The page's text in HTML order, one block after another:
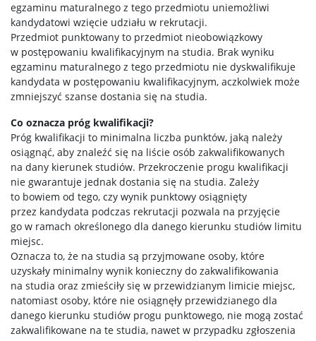
egzaminu maturalnego z tego przedmiotu uniemożliwi
kandydatowi wzięcie udziału w rekrutacji.
Przedmiot punktowany to przedmiot nieobowiązkowy
w postępowaniu kwalifikacyjnym na studia. Brak wyniku
egzaminu maturalnego z tego przedmiotu nie dyskwalifikuje
kandydata w postępowaniu kwalifikacyjnym, aczkolwiek może
zmniejszyć szanse dostania się na studia.
Co oznacza próg kwalifikacji?
Próg kwalifikacji to minimalna liczba punktów, jaką należy
osiągnąć, aby znaleźć się na liście osób zakwalifikowanych
na dany kierunek studiów. Przekroczenie progu kwalifikacji
nie gwarantuje jednak dostania się na studia. Zależy
to bowiem od tego, czy wynik punktowy osiągnięty
przez kandydata podczas rekrutacji pozwala na przyjęcie
go w ramach określonego dla danego kierunku studiów limitu
miejsc.
Oznacza to, że na studia są przyjmowane osoby, które
uzyskały minimalny wynik konieczny do zakwalifikowania
na studia oraz zmieściły się w przewidzianym limicie miejsc,
natomiast osoby, które nie osiągnęły przewidzianego dla
danego kierunku studiów progu punktowego, nie mogą zostać
zakwalifikowane na te studia, nawet w przypadku zgłoszenia